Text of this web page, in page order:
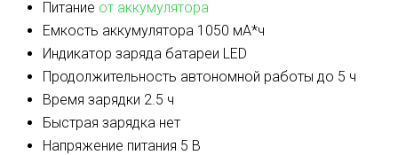
Питание от аккумулятора
Емкость аккумулятора 1050 мА*ч
Индикатор заряда батареи LED
Продолжительность автономной работы до 5 ч
Время зарядки 2.5 ч
Быстрая зарядка нет
Напряжение питания 5 В